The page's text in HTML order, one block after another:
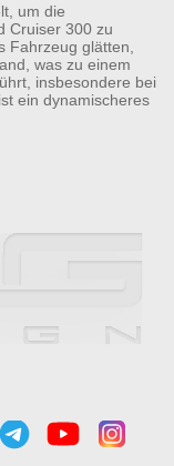
um die
Cruiser 300 zu
Fahrzeug glätten,
was zu einem
insbesondere bei
ein dynamischeres